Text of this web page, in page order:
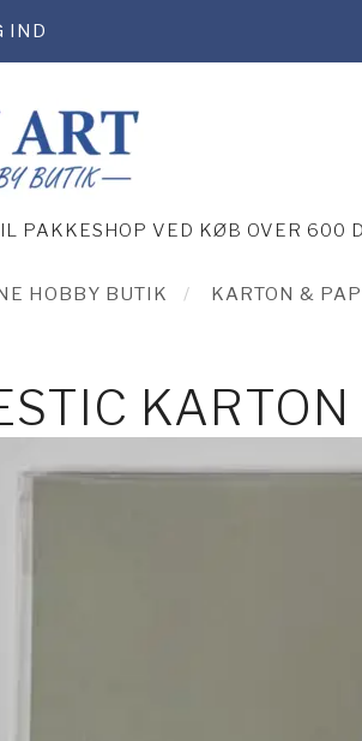
IND
PAKKESHOP VED KØB OVER 600
HOBBY BUTIK KARTON &